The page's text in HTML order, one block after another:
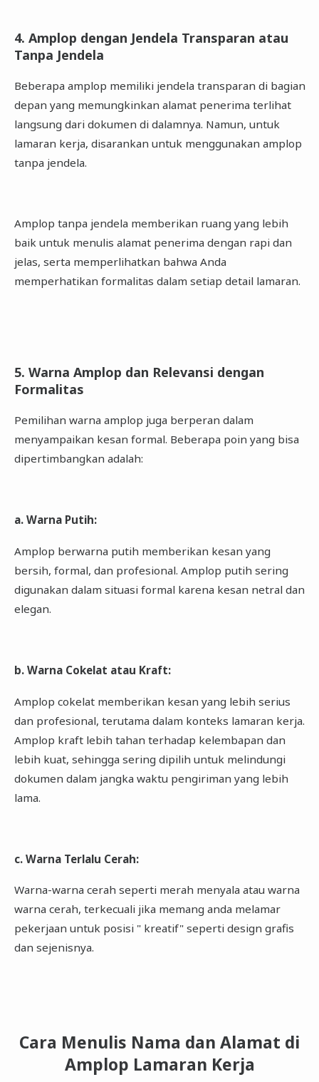
4. Amplop dengan Jendela Transparan atau
Tanpa Jendela
Beberapa amplop memiliki jendela transparan di bagian
depan yang memungkinkan alamat penerima terlihat
langsung dari dokumen di dalamnya. Namun, untuk
lamaran kerja, disarankan untuk menggunakan amplop
tanpa jendela.
Amplop tanpa jendela memberikan ruang yang lebih
baik untuk menulis alamat penerima dengan rapi dan
jelas, serta memperlihatkan bahwa Anda
memperhatikan formalitas dalam setiap detail lamaran.
5. Warna Amplop dan Relevansi dengan
Formalitas
Pemilihan warna amplop juga berperan dalam
menyampaikan kesan formal. Beberapa poin yang bisa
dipertimbangkan adalah:
a. Warna Putih:
Amplop berwarna putih memberikan kesan yang
bersih, formal, dan profesional. Amplop putih sering
digunakan dalam situasi formal karena kesan netral dan
elegan.
b. Warna Cokelat atau Kraft:
Amplop cokelat memberikan kesan yang lebih serius
dan profesional, terutama dalam konteks lamaran kerja.
Amplop kraft lebih tahan terhadap kelembapan dan
lebih kuat, sehingga sering dipilih untuk melindungi
dokumen dalam jangka waktu pengiriman yang lebih
lama.
c. Warna Terlalu Cerah:
Warna-warna cerah seperti merah menyala atau warna
warna cerah, terkecuali jika memang anda melamar
pekerjaan untuk posisi " kreatif" seperti design grafis
dan sejenisnya.
Cara Menulis Nama dan Alamat di
Amplop Lamaran Kerja